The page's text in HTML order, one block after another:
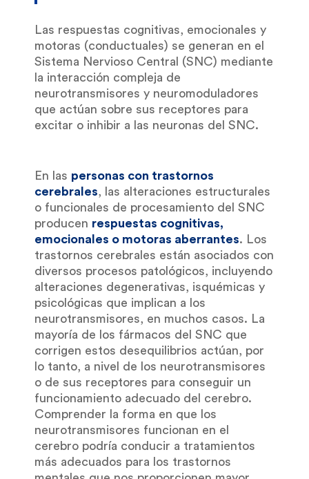
Las respuestas cognitivas, emocionales y
motoras (conductuales) se generan en el
Sistema Nervioso Central (SNC) mediante
la interacción compleja de
neurotransmisores y neuromoduladores
que actúan sobre sus receptores para
excitar o inhibir a las neuronas del SNC.
En las personas con trastornos
cerebrales, las alteraciones estructurales
o funcionales de procesamiento del SNC
producen respuestas cognitivas,
emocionales o motoras aberrantes. Los
trastornos cerebrales están asociados con
diversos procesos patológicos, incluyendo
alteraciones degenerativas, isquémicas y
psicológicas que implican a los
neurotransmisores, en muchos casos. La
mayoría de los fármacos del SNC que
corrigen estos desequilibrios actúan, por
lo tanto, a nivel de los neurotransmisores
o de sus receptores para conseguir un
funcionamiento adecuado del cerebro.
Comprender la forma en que los
neurotransmisores funcionan en el
cerebro podría conducir a tratamientos
más adecuados para los trastornos